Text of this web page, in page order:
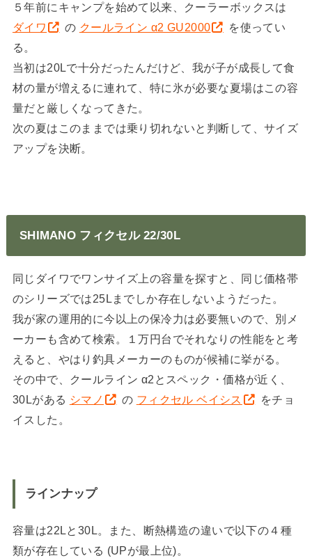
５年前にキャンプを始めて以来、クーラーボックスは
ダイワ
の クールライン α2 GU2000
を使ってい
る。
当初は20Lで十分だったんだけど、我が子が成長して食
材の量が増えるに連れて、特に氷が必要な夏場はこの容
量だと厳しくなってきた。
次の夏はこのままでは乗り切れないと判断して、サイズ
アップを決断。
SHIMANO フィクセル 22/30L
同じダイワでワンサイズ上の容量を探すと、同じ価格帯
のシリーズでは25Lまでしか存在しないようだった。
我が家の運用的に今以上の保冷力は必要無いので、別メ
ーカーも含めて検索。１万円台でそれなりの性能をと考
えると、やはり釣具メーカーのものが候補に挙がる。
その中で、クールライン α2とスペック・価格が近く、
30Lがある シマノ の フィクセル ベイシス
をチョ
イスした。
ラインナップ
容量は22Lと30L。また、断熱構造の違いで以下の４種
類が存在している (UPが最上位)。